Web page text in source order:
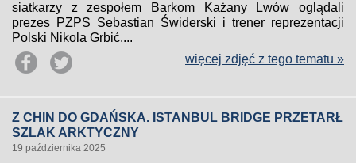
siatkarzy z zespołem Barkom Każany Lwów oglądali
prezes PZPS Sebastian Świderski i trener reprezentacji
Polski Nikola Grbić....
więcej zdjęć z tego tematu »
Z CHIN DO GDAŃSKA. ISTANBUL BRIDGE PRZETARŁ
SZLAK ARKTYCZNY
19 października 2025